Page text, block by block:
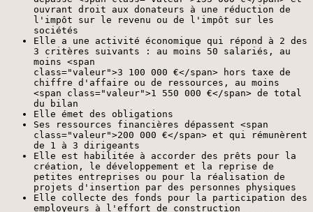
ouvrant droit aux donateurs à une réduction de
l'impôt sur le revenu ou de l'impôt sur les
sociétés
Elle a une activité économique qui répond à 2 des
3 critères suivants : au moins 50 salariés, au
moins <span
class="valeur">3 100 000 €</span> hors taxe de
chiffre d'affaire ou de ressources, au moins
<span class="valeur">1 550 000 €</span> de total
du bilan
Elle émet des obligations
Ses ressources financières dépassent <span
class="valeur">200 000 €</span> et qui rémunèrent
de 1 à 3 dirigeants
Elle est habilitée à accorder des prêts pour la
création, le développement et la reprise de
petites entreprises ou pour la réalisation de
projets d'insertion par des personnes physiques
Elle collecte des fonds pour la participation des
employeurs à l'effort de construction